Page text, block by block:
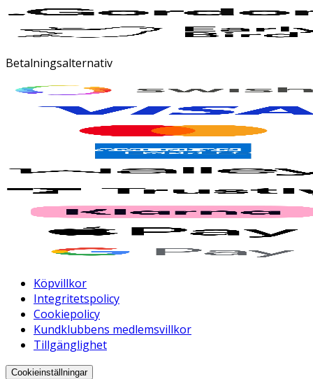
Betalningsalternativ
Köpvillkor
Integritetspolicy
Cookiepolicy
Kundklubbens medlemsvillkor
Tillgänglighet
Cookieinställningar